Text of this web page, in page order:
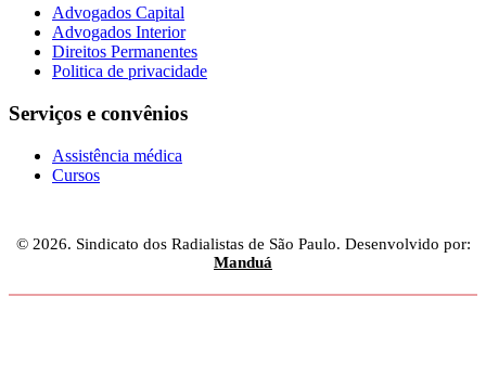
Advogados Capital
Advogados Interior
Direitos Permanentes
Politica de privacidade
Serviços e convênios
Assistência médica
Cursos
© 2026. Sindicato dos Radialistas de São Paulo. Desenvolvido por:
Manduá